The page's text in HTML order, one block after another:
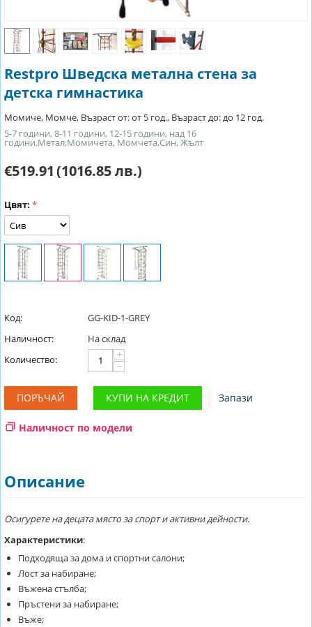
Restpro Шведска метална стена за
детска гимнастика
Момиче, Момче, Възраст от: от 5 год., Възраст до: до 12 год.
5-7 години, 8-11 години, 12-15 години, над 16
години,Метал,Момичета, Момчета,Син, Жълт
€519.91(1016.85 лв.)
Цвят:
Код:
GG-KID-1-GREY
Наличност:
На склад
Количество:
+
−
ПОРЪЧАЙ КУПИ НА КРЕДИТ Запази
Наличност по модели
Описание
Осигурете на децата място за спорт и активни дейности.
Характеристики:
Подходяща за дома и спортни салони;
Лост за набиране;
Въжена стълба;
Пръстени за набиране;
Въже;